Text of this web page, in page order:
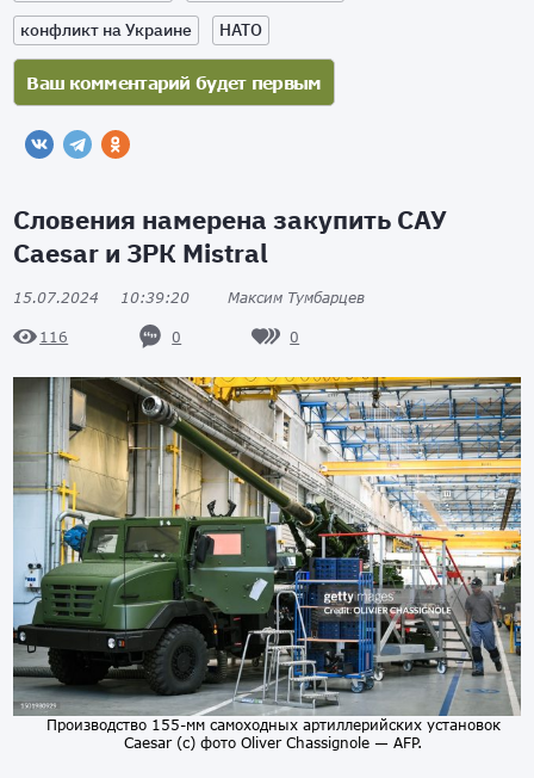
конфликт на Украине
НАТО
Словения намерена закупить САУ
Caesar и ЗРК Mistral
15.07.2024 10:39:20 Максим Тумбарцев
116 0 0
Производство 155-мм самоходных артиллерийских установок
Caesar (с) фото Oliver Chassignole — AFP.